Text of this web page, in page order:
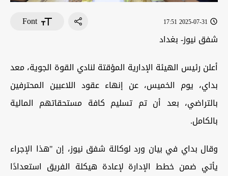
2025-07-31 17:51
Font
شفق نيوز- بغداد
أعلن رئيس الهيئة الإدارية المؤقتة لنادي القوة الجوية، معد
بداي، يوم الخميس، عن إنهاء عقود اللاعبين المحترفين
بالتراضي، بعد أن تم تسليم كافة مستحقاتهم المالية
بالكامل.
وقال بداي في بيان ورد لوكالة شفق نيوز، إن "هذا الإجراء
يأتي ضمن خطط الإدارة لإعادة هيكلة الفريق استعدادًا